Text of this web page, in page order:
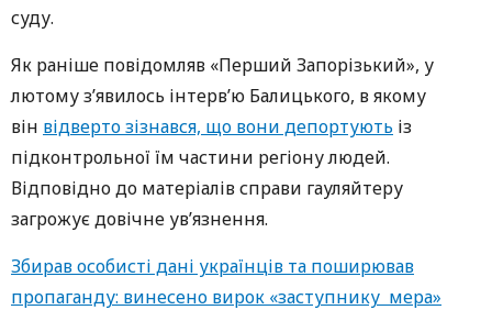
суду.
Як раніше повідомляв «Перший Запорізький», у
лютому з’явилось інтерв’ю Балицького, в якому
він відверто зізнався, що вони депортують із
підконтрольної їм частини регіону людей.
Відповідно до матеріалів справи гауляйтеру
загрожує довічне ув’язнення.
Збирав особисті дані українців та поширював
пропаганду: винесено вирок «заступнику мера»